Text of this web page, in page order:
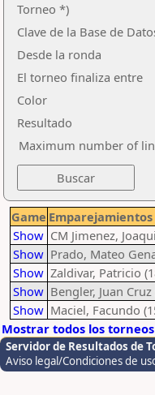
Torneo *)
Clave de la Base de
Desde la ronda
El torneo finaliza entre
Color
Resultado
Maximum number of
Game
Show CM Jimenez,
Show Prado, Mateo
Show Zaldivar, Patricio
Show Bengler, Juan
Show Maciel, Facundo
Mostrar todos los
Servidor de Resultados de
Aviso legal/Condiciones de